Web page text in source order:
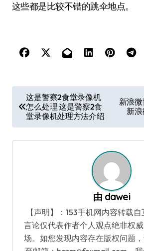
这些都是比较不错的跳伞地点。
章
导
航
这是警察2食堂录像机
怎么处理 这是警察2食
堂录像机处理方法介绍
新浪
新
由 dawei
【声明】：153手机网内容转载
言论仅代表作者个人观点绝非权
场。如您发现内容存在版权问题